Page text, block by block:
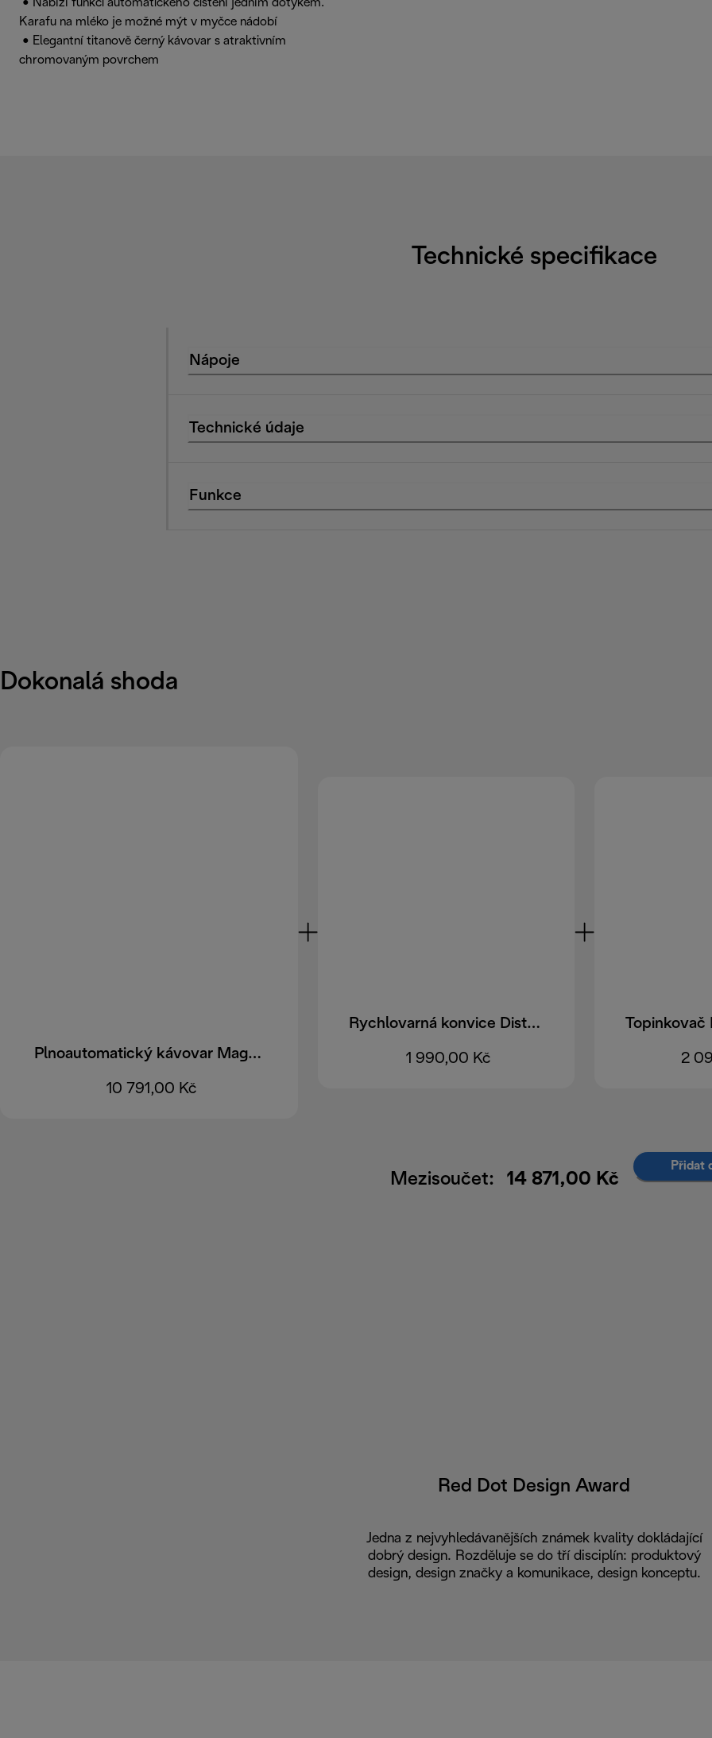
• Nabízí funkci automatického čištění jedním dotykem.
Karafu na mléko je možné mýt v myčce nádobí
• Elegantní titanově černý kávovar s atraktivním
chromovaným povrchem
Technické specifikace
Nápoje
Technické údaje
Funkce
Dokonalá shoda
Plnoautomatický kávovar Magnifica Evo ECAM290.81.TB EX:1
10 791,00 Kč
Rychlovarná konvice Distinta Titanium KBIN2001.TB
1 990,00 Kč 2
Mezisoučet: 14 871,00 Kč
Přidat
Red Dot Design Award
Jedna z nejvyhledávanějších známek kvality dokládající
dobrý design. Rozděluje se do tří disciplín: produktový
design, design značky a komunikace, design konceptu.